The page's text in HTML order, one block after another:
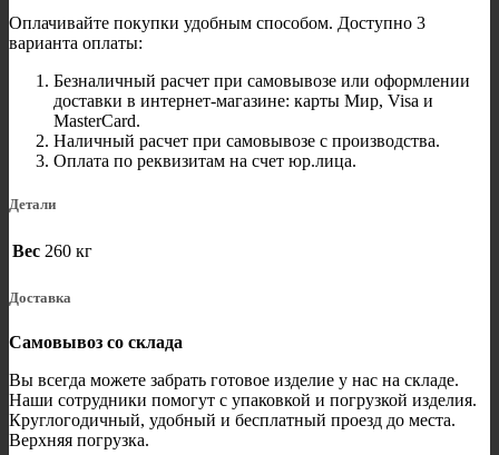
Оплачивайте покупки удобным способом. Доступно 3
варианта оплаты:
Безналичный расчет при самовывозе или оформлении
доставки в интернет-магазине: карты Мир, Visa и
MasterCard.
Наличный расчет при самовывозе с производства.
Оплата по реквизитам на счет юр.лица.
Детали
Вес 260 кг
Доставка
Самовывоз со склада
Вы всегда можете забрать готовое изделие у нас на складе.
Наши сотрудники помогут с упаковкой и погрузкой изделия.
Круглогодичный, удобный и бесплатный проезд до места.
Верхняя погрузка.